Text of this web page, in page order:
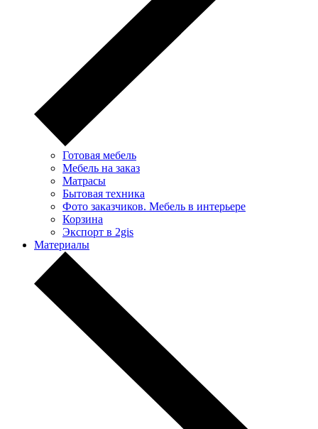
Готовая мебель
Мебель на заказ
Матрасы
Бытовая техника
Фото заказчиков. Мебель в интерьере
Корзина
Экспорт в 2gis
Материалы